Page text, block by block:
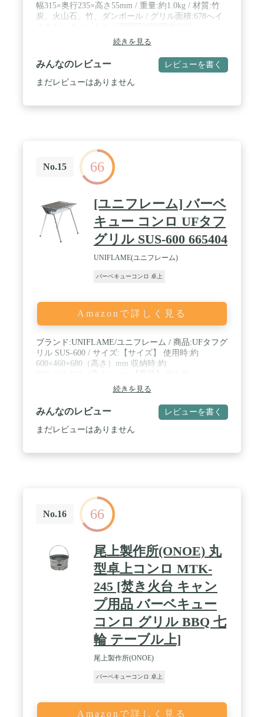
幅315×奥行235×高さ55mm / 重量:約1.0kg / 材質:竹
炭、火山石、竹、ダンボール / グリル面積:678へイ
続きを見る
みんなのレビュー レビューを書く
まだレビューはありません
No.15 66
[ユニフレーム] バーベ
キュー コンロ UFタフ
グリル SUS-600 665404
UNIFLAME(ユニフレーム)
バーベキューコンロ 卓上
Amazonで詳しく見る
ブランド:UNIFLAME/ユニフレーム / 商品:UFタフグ
リル SUS-600 / サイズ:【サイズ】 使用時:約
600×460×680（高さ）mm 収納時:約
続きを見る
みんなのレビュー レビューを書く
まだレビューはありません
No.16 66
尾上製作所(ONOE) 丸
型卓上コンロ MTK-
245 [焚き火台 キャン
プ用品 バーベキュー
コンロ グリル BBQ 七
輪 テーブル上]
尾上製作所(ONOE)
バーベキューコンロ 卓上
Amazonで詳しく見る